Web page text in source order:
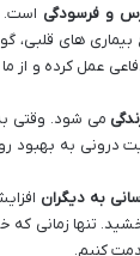
و فرسودگی است.
های قلبی،
عمل کرده و از
می شود. وقتی
درونی به بهبود
به دیگران
تنها زمانی که
کنیم.